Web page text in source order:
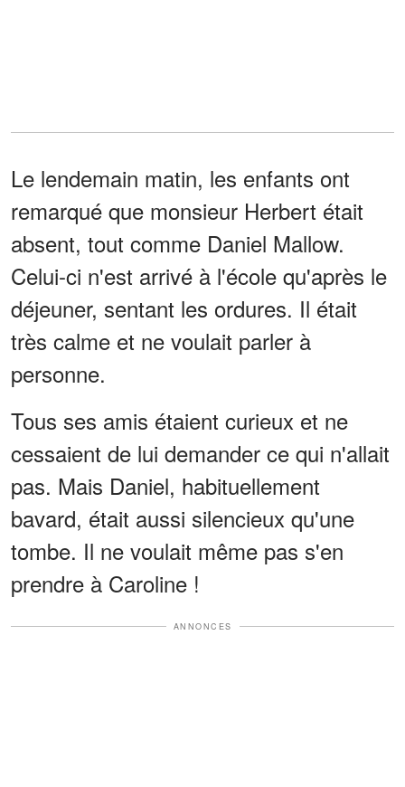
Le lendemain matin, les enfants ont
remarqué que monsieur Herbert était
absent, tout comme Daniel Mallow.
Celui-ci n'est arrivé à l'école qu'après le
déjeuner, sentant les ordures. Il était
très calme et ne voulait parler à
personne.
Tous ses amis étaient curieux et ne
cessaient de lui demander ce qui n'allait
pas. Mais Daniel, habituellement
bavard, était aussi silencieux qu'une
tombe. Il ne voulait même pas s'en
prendre à Caroline !
ANNONCES